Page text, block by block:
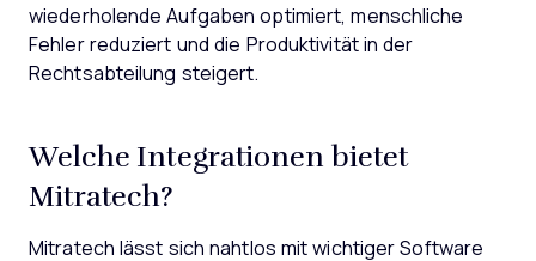
wiederholende Aufgaben optimiert, menschliche
Fehler reduziert und die Produktivität in der
Rechtsabteilung steigert.
Welche Integrationen bietet
Mitratech?
Mitratech lässt sich nahtlos mit wichtiger Software